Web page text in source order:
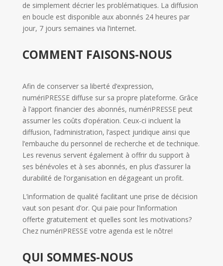
de simplement décrier les problématiques. La diffusion
en boucle est disponible aux abonnés 24 heures par
jour, 7 jours semaines via l’internet.
COMMENT FAISONS-NOUS
Afin de conserver sa liberté d’expression,
numériPRESSE diffuse sur sa propre plateforme. Grâce
à l’apport financier des abonnés, numériPRESSE peut
assumer les coûts d’opération. Ceux-ci incluent la
diffusion, l’administration, l’aspect juridique ainsi que
l’embauche du personnel de recherche et de technique.
Les revenus servent également à offrir du support à
ses bénévoles et à ses abonnés, en plus d’assurer la
durabilité de l’organisation en dégageant un profit.
L’information de qualité facilitant une prise de décision
vaut son pesant d’or. Qui paie pour l’information
offerte gratuitement et quelles sont les motivations?
Chez numériPRESSE votre agenda est le nôtre!
QUI SOMMES-NOUS